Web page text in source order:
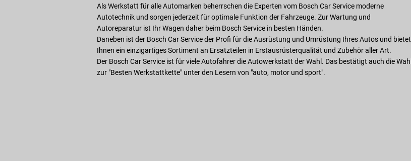
Als Werkstatt für alle Automarken beherrschen die Experten vom Bosch Car Service moderne
Autotechnik und sorgen jederzeit für optimale Funktion der Fahrzeuge. Zur Wartung und
Autoreparatur ist Ihr Wagen daher beim Bosch Service in besten Händen.
Daneben ist der Bosch Car Service der Profi für die Ausrüstung und Umrüstung Ihres Autos und bietet
Ihnen ein einzigartiges Sortiment an Ersatzteilen in Erstausrüsterqualität und Zubehör aller Art.
Der Bosch Car Service ist für viele Autofahrer die Autowerkstatt der Wahl. Das bestätigt auch die Wahl
zur "Besten Werkstattkette" unter den Lesern von "auto, motor und sport".